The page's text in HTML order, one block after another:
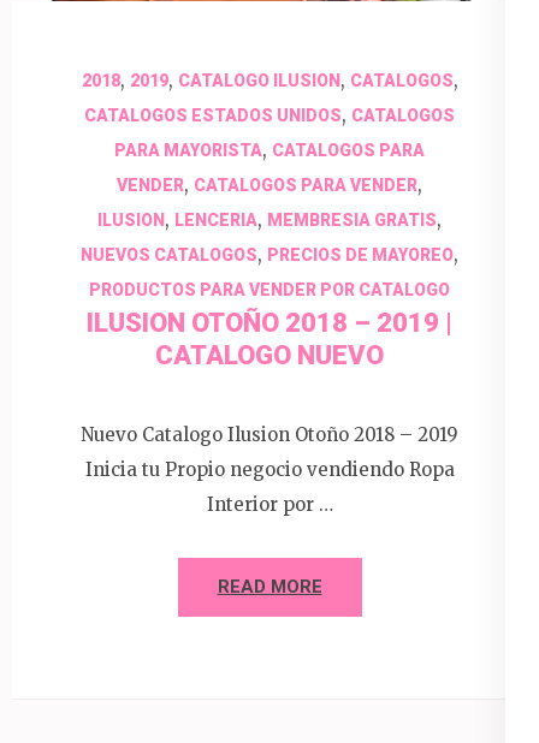
2018, 2019, CATALOGO ILUSION, CATALOGOS,
CATALOGOS ESTADOS UNIDOS, CATALOGOS
PARA MAYORISTA, CATALOGOS PARA
VENDER, CATALOGOS PARA VENDER,
ILUSION , LENCERIA, MEMBRESIA GRATIS,
NUEVOS CATALOGOS, PRECIOS DE MAYOREO,
PRODUCTOS PARA VENDER POR CATALOGO
ILUSION OTOÑO 2018 – 2019 |
CATALOGO NUEVO
Nuevo Catalogo Ilusion Otoño 2018 – 2019
Inicia tu Propio negocio vendiendo Ropa
Interior por …
READ MORE